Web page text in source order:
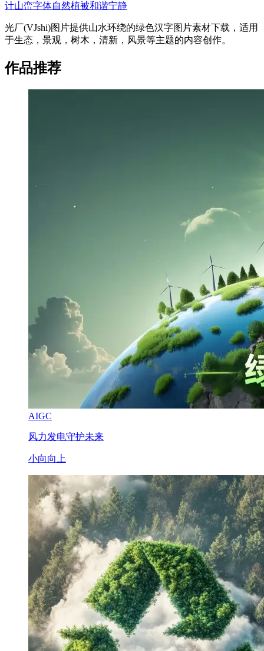
计山峦字体自然植被和谐宁静
光厂(VJshi)图片提供山水环绕的绿色汉字图片素材 下载，适用
于生态，景观，树木，清新，风景等主题的内容创作。
作品推荐
AIGC
风力发电守护未来
小向向上